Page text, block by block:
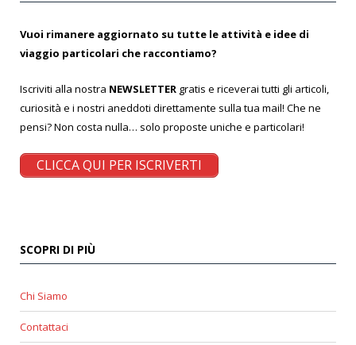
Vuoi rimanere aggiornato su tutte le attività e idee di
viaggio particolari che raccontiamo?
Iscriviti alla nostra NEWSLETTER gratis e riceverai tutti gli articoli,
curiosità e i nostri aneddoti direttamente sulla tua mail! Che ne
pensi? Non costa nulla… solo proposte uniche e particolari!
CLICCA QUI PER ISCRIVERTI
SCOPRI DI PIÙ
Chi Siamo
Contattaci